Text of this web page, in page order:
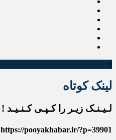
×
لینک کوتاه
لـیـنـک زیـر را کـپـی کـنـیـد !
https://pooyakhabar.ir/?p=39901